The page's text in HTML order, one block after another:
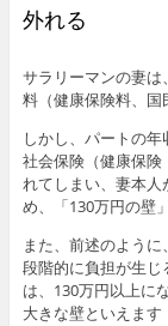
外れる
サラリーマンの妻
料（健康保険料、国
しかし、パートの
社会保険（健康保
れてしまい、妻本
め、「130万円の壁
また、前述のように
段階的に負担が生
は、130万円以上に
大きな壁といえます